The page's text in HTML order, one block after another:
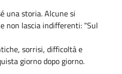
una storia. Alcune si
non lascia indifferenti: “Sul
sorrisi, difficoltà e
giorno dopo giorno.